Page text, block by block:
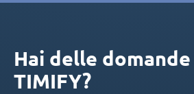
Hai delle domande
TIMIFY?